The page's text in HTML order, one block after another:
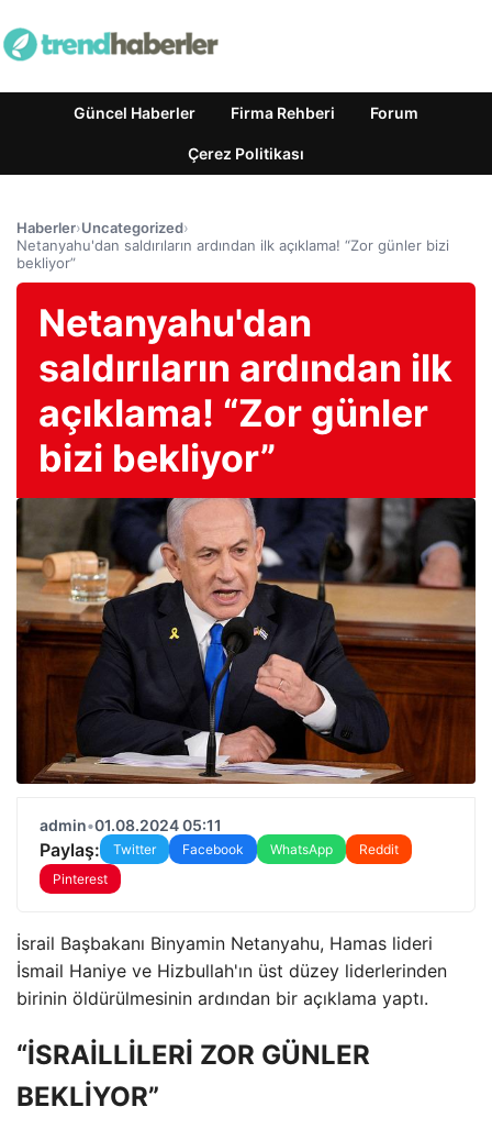
Güncel Haberler Firma Rehberi Forum
Çerez Politikası
Haberler›Uncategorized›
Netanyahu'dan saldırıların ardından ilk açıklama! “Zor günler bizi
bekliyor”
Netanyahu'dan
saldırıların ardından ilk
açıklama! “Zor günler
bizi bekliyor”
admin•01.08.2024 05:11
Paylaş: Twitter Facebook WhatsApp
Reddit
Pinterest
İsrail Başbakanı Binyamin Netanyahu, Hamas lideri
İsmail Haniye ve Hizbullah'ın üst düzey liderlerinden
birinin öldürülmesinin ardından bir açıklama yaptı.
“İSRAİLLİLERİ ZOR GÜNLER
BEKLİYOR”